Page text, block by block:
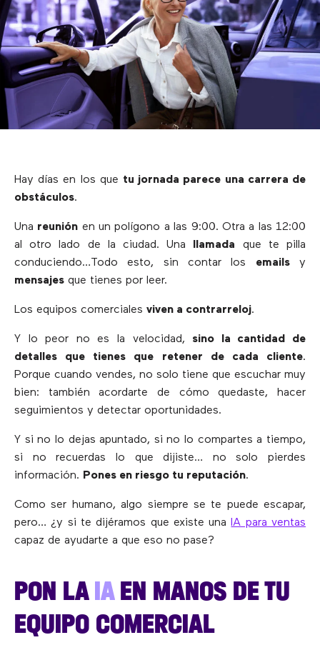
Hay días en los que tu jornada parece una carrera de
obstáculos.
Una reunión en un polígono a las 9:00. Otra a las 12:00
al otro lado de la ciudad. Una llamada que te pilla
conduciendo…Todo esto, sin contar los emailsy
mensajes que tienes por leer.
Los equipos comerciales viven a contrarreloj.
Y lo peor no es la velocidad, sino la cantidad de
detalles que tienes que retener de cada cliente.
Porque cuando vendes, no solo tiene que escuchar muy
bien: también acordarte de cómo quedaste, hacer
seguimientos y detectar oportunidades.
Y si no lo dejas apuntado, si no lo compartes a tiempo,
si no recuerdas lo que dijiste… no solo pierdes
información. Pones en riesgo tu reputación.
Como ser humano, algo siempre se te puede escapar,
pero… ¿y si te dijéramos que existe unaIA para ventas
capaz de ayudarte a que eso no pase?
PON LAIAEN MANOS DE TU
EQUIPO COMERCIAL